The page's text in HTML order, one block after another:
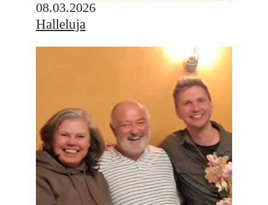
08.03.2026
Halleluja